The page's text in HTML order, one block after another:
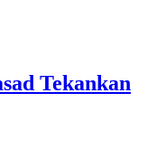
Tekankan